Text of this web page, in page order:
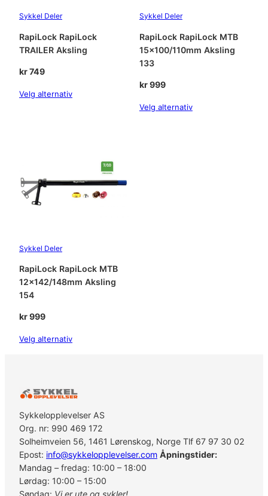
A
k
s
i
g
Sykkel Deler
RapiLock RapiLock
TRAILER Aksling
kr749
Velg alternativ
Sykkel Deler
RapiLock RapiLock MTB
15×100/110mm Aksling
133
kr999
Velg alternativ
Sykkel Deler
RapiLock RapiLock MTB
12×142/148mm Aksling
154
kr999
Velg alternativ
Sykkelopplevelser AS
Org. nr: 990 469 172
Solheimveien 56, 1461 Lørenskog, Norge Tlf 67 97 30 02
Epost: info@sykkelopplevelser.com Åpningstider:
Mandag – fredag: 10:00 – 18:00
Lørdag: 10:00 – 15:00
Søndag: Vi er ute og sykler!